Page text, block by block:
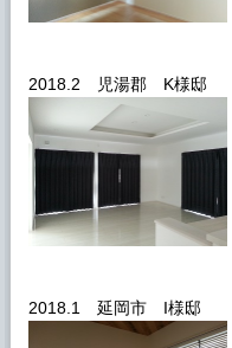
2018.2 児湯郡 K様邸
2018.1 延岡市 I様邸